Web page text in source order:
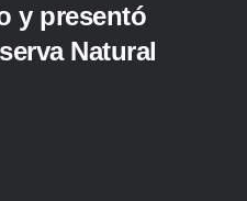
y presentó
Natural